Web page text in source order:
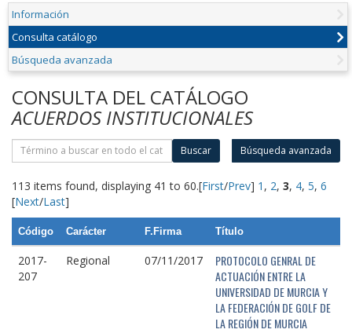
Información
Consulta catálogo
Búsqueda avanzada
CONSULTA DEL CATÁLOGO
ACUERDOS INSTITUCIONALES
Buscar Búsqueda avanzada
113 items found, displaying 41 to 60.[First/Prev] 1 , 2, 3, 4, 5, 6
[Next/Last]
Código Carácter F.Firma Título
2017-
207
Regional 07/11/2017
PROTOCOLO GENRAL DE
ACTUACIÓN ENTRE LA
UNIVERSIDAD DE MURCIA Y
LA FEDERACIÓN DE GOLF DE
LA REGIÓN DE MURCIA